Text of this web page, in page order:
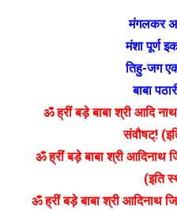
मंगलकर
मंशा पूर्ण
तिहु-जग
बाबा
ॐ ह्रीं बड़े बाबा श्री आदि
संवौषट्!
ॐ ह्रीं बड़े बाबा श्री आदिनाथ
(इति
ॐ ह्रीं बड़े बाबा श्री आदिनाथ